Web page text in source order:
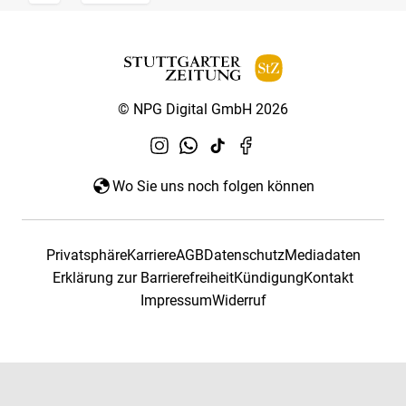
© NPG Digital GmbH 2026
Wo Sie uns noch folgen können
PrivatsphäreKarriereAGBDatenschutzMediadaten
Erklärung zur BarrierefreiheitKündigungKontakt
ImpressumWiderruf